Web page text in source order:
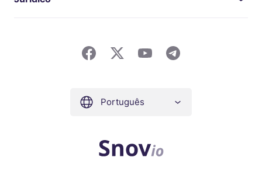
Português